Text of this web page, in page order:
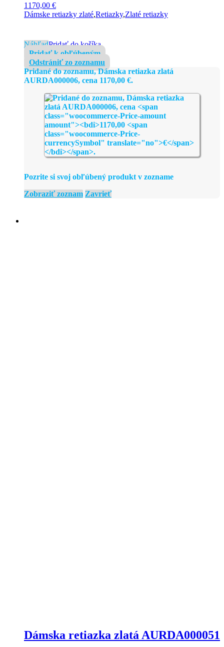
1170,00 €
Dámske retiazky zlaté,Retiazky,Zlaté retiazky
NáhľadPridať do košíka
Pridať k obľúbeným
Odstrániť zo zoznamu
Pridané do zoznamu, Dámska retiazka zlatá
AURDA000006, cena 1170,00 €.
Pozrite si svoj obľúbený produkt v zozname
Zobraziť zoznam Zavrieť
Dámska retiazka zlatá AURDA000051